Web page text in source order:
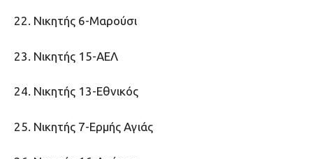
22. Νικητής 6-Μαρούσι
23. Νικητής 15-ΑΕΛ
24. Νικητής 13-Εθνικός
25. Νικητής 7-Ερμής Αγιάς